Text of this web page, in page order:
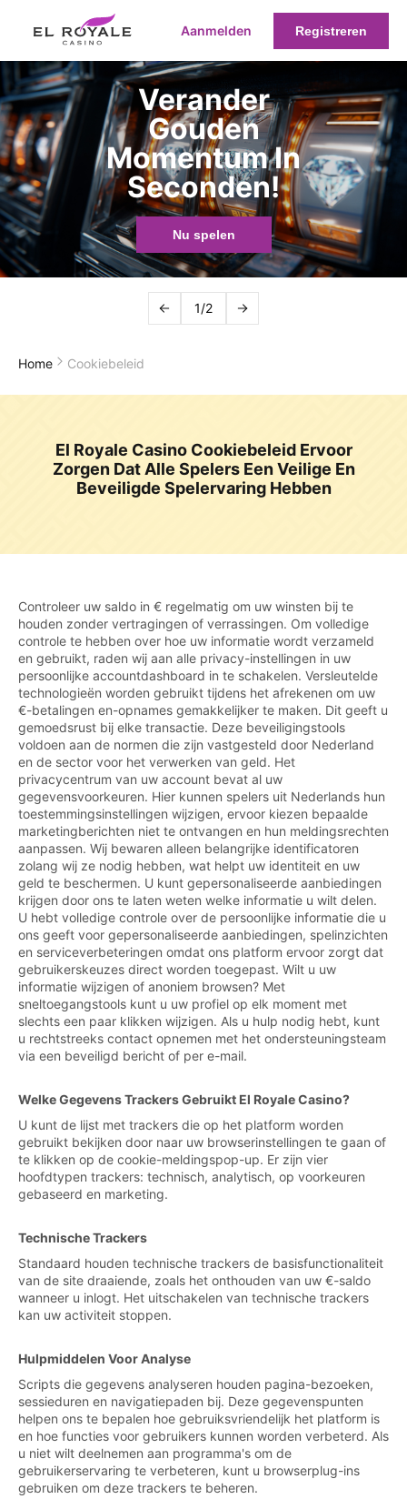
Aanmelden Registreren
Verander
Gouden
Momentum In
Seconden!
Nu spelen
1/2
Home Cookiebeleid
El Royale Casino Cookiebeleid Ervoor
Zorgen Dat Alle Spelers Een Veilige En
Beveiligde Spelervaring Hebben
Controleer uw saldo in € regelmatig om uw winsten bij te
houden zonder vertragingen of verrassingen. Om volledige
controle te hebben over hoe uw informatie wordt verzameld
en gebruikt, raden wij aan alle privacy-instellingen in uw
persoonlijke accountdashboard in te schakelen. Versleutelde
technologieën worden gebruikt tijdens het afrekenen om uw
€-betalingen en-opnames gemakkelijker te maken. Dit geeft u
gemoedsrust bij elke transactie. Deze beveiligingstools
voldoen aan de normen die zijn vastgesteld door Nederland
en de sector voor het verwerken van geld. Het
privacycentrum van uw account bevat al uw
gegevensvoorkeuren. Hier kunnen spelers uit Nederlands hun
toestemmingsinstellingen wijzigen, ervoor kiezen bepaalde
marketingberichten niet te ontvangen en hun meldingsrechten
aanpassen. Wij bewaren alleen belangrijke identificatoren
zolang wij ze nodig hebben, wat helpt uw identiteit en uw
geld te beschermen. U kunt gepersonaliseerde aanbiedingen
krijgen door ons te laten weten welke informatie u wilt delen.
U hebt volledige controle over de persoonlijke informatie die u
ons geeft voor gepersonaliseerde aanbiedingen, spelinzichten
en serviceverbeteringen omdat ons platform ervoor zorgt dat
gebruikerskeuzes direct worden toegepast. Wilt u uw
informatie wijzigen of anoniem browsen? Met
sneltoegangstools kunt u uw profiel op elk moment met
slechts een paar klikken wijzigen. Als u hulp nodig hebt, kunt
u rechtstreeks contact opnemen met het ondersteuningsteam
via een beveiligd bericht of per e-mail.
Welke Gegevens Trackers Gebruikt El Royale Casino?
U kunt de lijst met trackers die op het platform worden
gebruikt bekijken door naar uw browserinstellingen te gaan of
te klikken op de cookie-meldingspop-up. Er zijn vier
hoofdtypen trackers: technisch, analytisch, op voorkeuren
gebaseerd en marketing.
Technische Trackers
Standaard houden technische trackers de basisfunctionaliteit
van de site draaiende, zoals het onthouden van uw €-saldo
wanneer u inlogt. Het uitschakelen van technische trackers
kan uw activiteit stoppen.
Hulpmiddelen Voor Analyse
Scripts die gegevens analyseren houden pagina-bezoeken,
sessieduren en navigatiepaden bij. Deze gegevenspunten
helpen ons te bepalen hoe gebruiksvriendelijk het platform is
en hoe functies voor gebruikers kunnen worden verbeterd. Als
u niet wilt deelnemen aan programma's om de
gebruikerservaring te verbeteren, kunt u browserplug-ins
gebruiken om deze trackers te beheren.